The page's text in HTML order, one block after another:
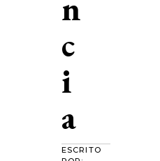
c
i
a
ESCRITO